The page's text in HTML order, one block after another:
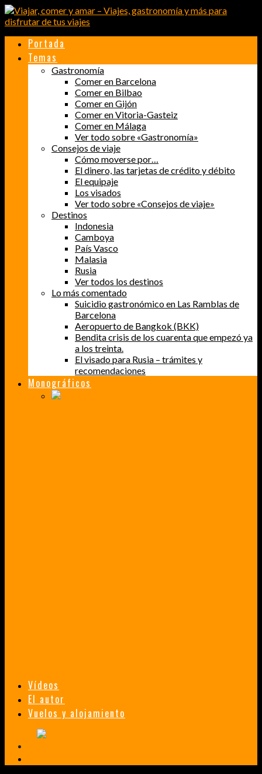
Portada
Temas
Gastronomía
Comer en Barcelona
Comer en Bilbao
Comer en Gijón
Comer en Vitoria-Gasteiz
Comer en Málaga
Ver todo sobre «Gastronomía»
Consejos de viaje
Cómo moverse por…
El dinero, las tarjetas de crédito y débito
El equipaje
Los visados
Ver todo sobre «Consejos de viaje»
Destinos
Indonesia
Camboya
País Vasco
Malasia
Rusia
Ver todos los destinos
Lo más comentado
Suicidio gastronómico en Las Ramblas de
Barcelona
Aeropuerto de Bangkok (BKK)
Bendita crisis de los cuarenta que empezó ya
a los treinta.
El visado para Rusia – trámites y
recomendaciones
Monográficos
Vídeos
El autor
Vuelos y alojamiento